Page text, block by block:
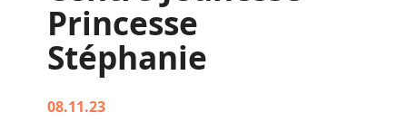
Princesse
Stéphanie
08.11.23